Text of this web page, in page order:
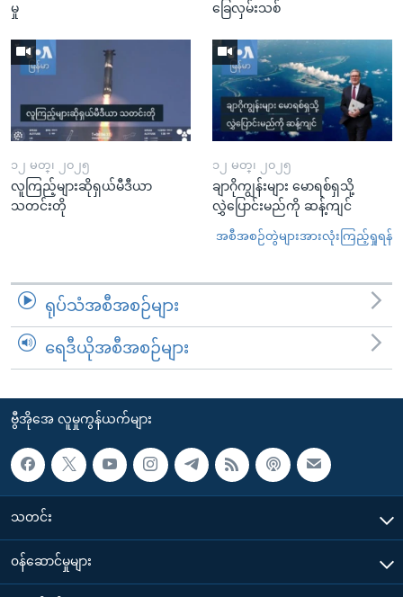
မှု
ခြေလှမ်းသစ်
၁၂ မတ္၊ ၂၀၂၅
လူကြည့်များဆိုရှယ်မီဒီယာ
သတင်းတို
၁၂ မတ္၊ ၂၀၂၅
ချာဂိုကျွန်းများ မောရစ်ရှသို့
လွှဲပြောင်းမည်ကို ဆန့်ကျင်
အစီအစဉ်တွဲများအားလုံးကြည့်ရှုရန်
ရုပ်သံအစီအစဉ်များ
ရေဒီယိုအစီအစဉ်များ
ဗွီအိုအေ လူမှုကွန်ယက်များ
သတင်း
၀န်ဆောင်မှုများ